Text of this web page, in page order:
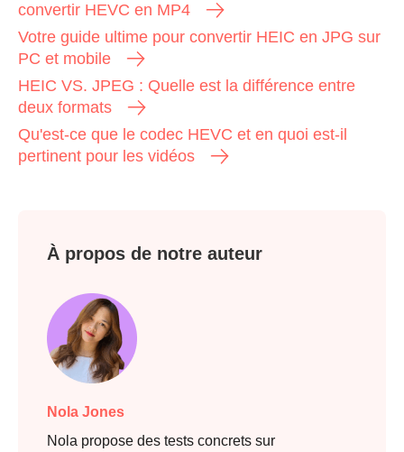
convertir HEVC en MP4
Votre guide ultime pour convertir HEIC en JPG sur
PC et mobile
HEIC VS. JPEG : Quelle est la différence entre
deux formats
Qu'est-ce que le codec HEVC et en quoi est-il
pertinent pour les vidéos
À propos de notre auteur
Nola Jones
Nola propose des tests concrets sur